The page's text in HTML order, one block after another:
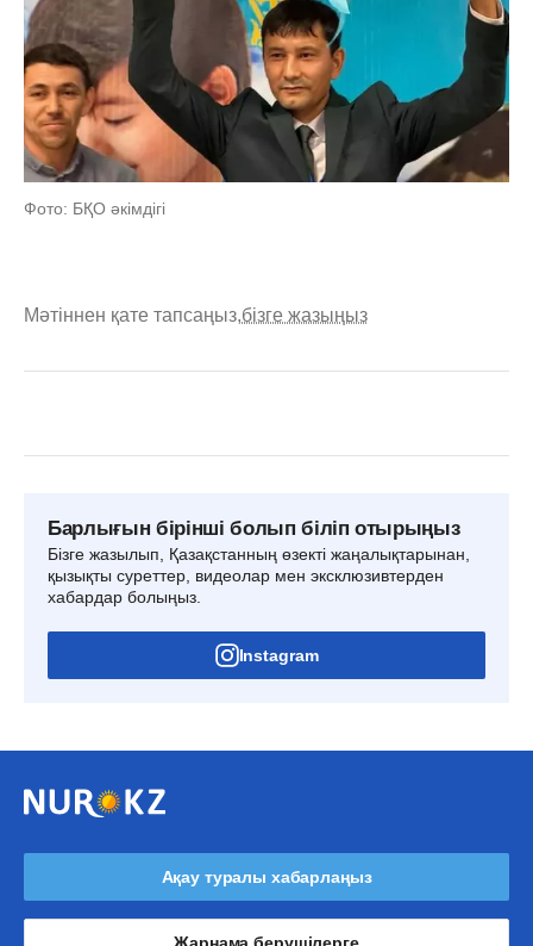
Фото: БҚО әкімдігі
Мәтіннен қате тапсаңыз,бізге жазыңыз
Барлығын бірінші болып біліп отырыңыз
Бізге жазылып, Қазақстанның өзекті жаңалықтарынан,
қызықты суреттер, видеолар мен эксклюзивтерден
хабардар болыңыз.
Instagram
Ақау туралы хабарлаңыз
Жарнама берушілерге